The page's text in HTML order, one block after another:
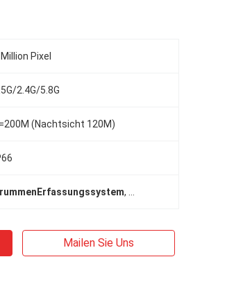
Pixel
2.4G/5.8G
(Nachtsicht 120M)
,
Mailen Sie Uns